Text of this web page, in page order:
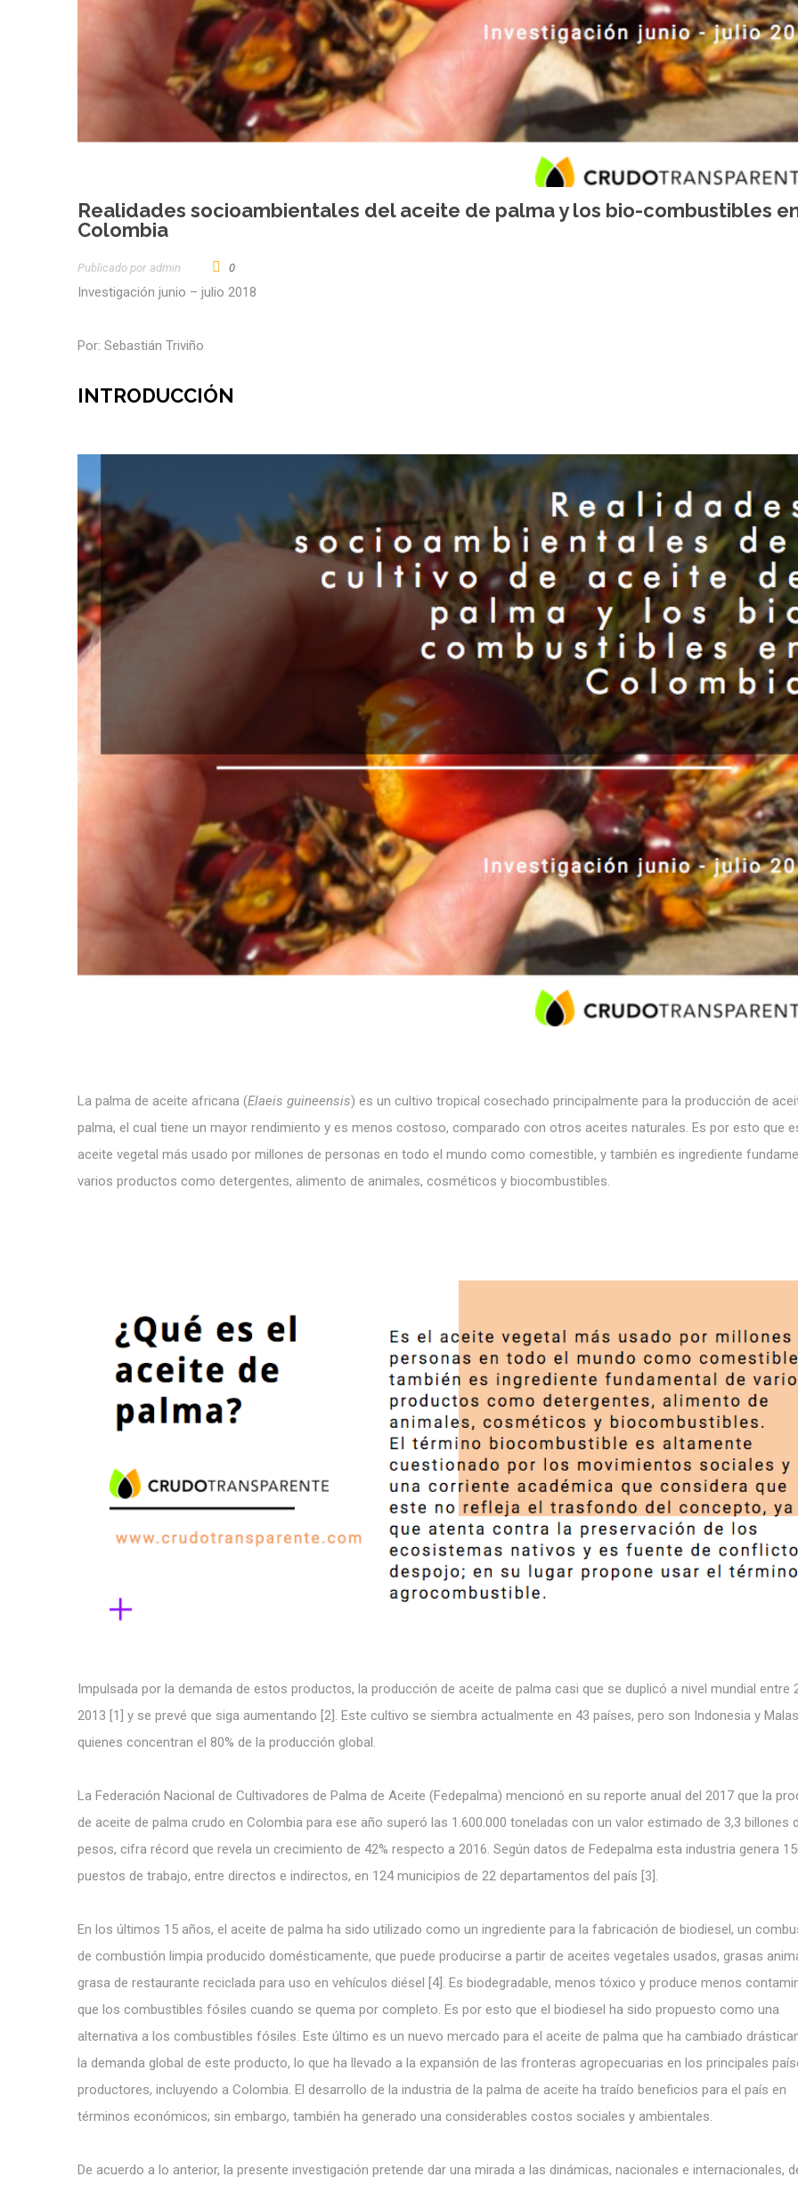
Realidades socioambientales del aceite de palma y los bio-combustibles
Colombia
Publicado por Admin 0
Investigación junio – julio 2018
Por: Sebastián Triviño
INTRODUCCIÓN
La palma de aceite africana (Elaeis guineensis) es un cultivo tropical cosechado principalmente para la producción de
palma, el cual tiene un mayor rendimiento y es menos costoso, comparado con otros aceites naturales. Es por esto que
aceite vegetal más usado por millones de personas en todo el mundo como comestible, y también es ingrediente
varios productos como detergentes, alimento de animales, cosméticos y biocombustibles.
Impulsada por la demanda de estos productos, la producción de aceite de palma casi que se duplicó a nivel mundial entre
2013 [1] y se prevé que siga aumentando [2]. Este cultivo se siembra actualmente en 43 países, pero son Indonesia y
quienes concentran el 80% de la producción global.
La Federación Nacional de Cultivadores de Palma de Aceite (Fedepalma) mencionó en su reporte anual del 2017 que la
de aceite de palma crudo en Colombia para ese año superó las 1.600.000 toneladas con un valor estimado de 3,3 billones
pesos, cifra récord que revela un crecimiento de 42% respecto a 2016. Según datos de Fedepalma esta industria genera
puestos de trabajo, entre directos e indirectos, en 124 municipios de 22 departamentos del país [3].
En los últimos 15 años, el aceite de palma ha sido utilizado como un ingrediente para la fabricación de biodiesel, un
de combustión limpia producido domésticamente, que puede producirse a partir de aceites vegetales usados, grasas
grasa de restaurante reciclada para uso en vehículos diésel [4]. Es biodegradable, menos tóxico y produce menos
que los combustibles fósiles cuando se quema por completo. Es por esto que el biodiesel ha sido propuesto como una
alternativa a los combustibles fósiles. Este último es un nuevo mercado para el aceite de palma que ha cambiado
la demanda global de este producto, lo que ha llevado a la expansión de las fronteras agropecuarias en los principales
productores, incluyendo a Colombia. El desarrollo de la industria de la palma de aceite ha traído beneficios para el país en
términos económicos; sin embargo, también ha generado una considerables costos sociales y ambientales.
De acuerdo a lo anterior, la presente investigación pretende dar una mirada a las dinámicas, nacionales e internacionales,